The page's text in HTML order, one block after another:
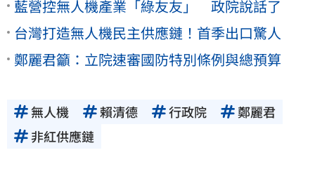
藍營控無人機產業「綠友友」 政院說話了
台灣打造無人機民主供應鏈！首季出口驚人
鄭麗君籲：立院速審國防特別條例與總預算
無人機 賴清德 行政院
鄭麗君
非紅供應鏈